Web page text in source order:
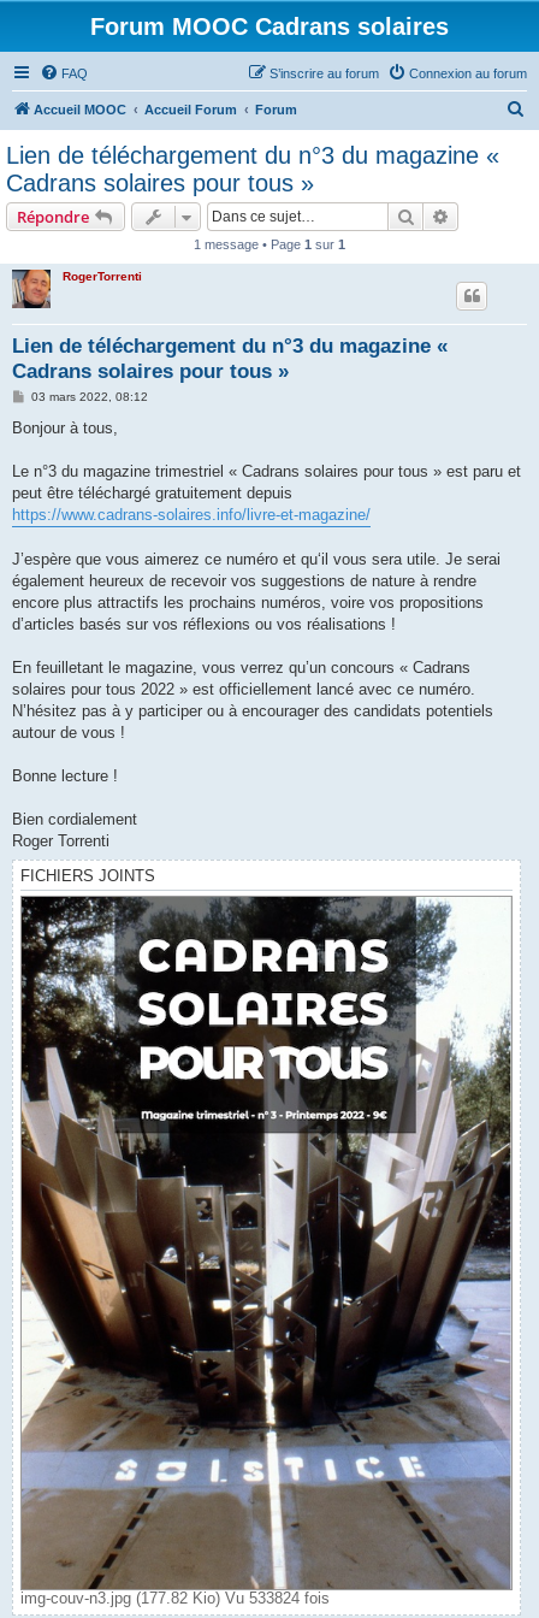
Forum MOOC Cadrans solaires
FAQ Connexion au forum
S’inscrire au forum
Accueil MOOC Accueil Forum Forum
Lien de téléchargement du n°3 du magazine «
Cadrans solaires pour tous »
Répondre Rechercher
1 message • Page 1 sur 1
RogerTorrenti
Lien de téléchargement du n°3 du magazine «
Cadrans solaires pour tous »
M
s
g
03 mars 2022, 08:12
Bonjour à tous,
Le n°3 du magazine trimestriel « Cadrans solaires pour tous » est paru et
peut être téléchargé gratuitement depuis
https://www.cadrans-solaires.info/livre-et-magazine/
J’espère que vous aimerez ce numéro et qu‘il vous sera utile. Je serai
également heureux de recevoir vos suggestions de nature à rendre
encore plus attractifs les prochains numéros, voire vos propositions
d’articles basés sur vos réflexions ou vos réalisations !
En feuilletant le magazine, vous verrez qu’un concours « Cadrans
solaires pour tous 2022 » est officiellement lancé avec ce numéro.
N’hésitez pas à y participer ou à encourager des candidats potentiels
autour de vous !
Bonne lecture !
Bien cordialement
Roger Torrenti
FICHIERS JOINTS
img-couv-n3.jpg (177.82 Kio) Vu 533824 fois